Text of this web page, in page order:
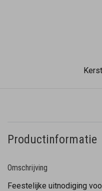
Kerst
Productinformatie
Omschrijving
Feestelijke uitnodiging